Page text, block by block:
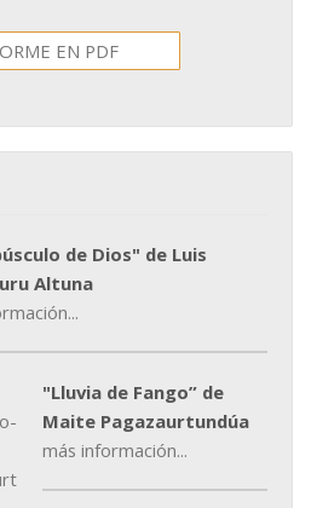
EN PDF
de Dios" de Luis
Altuna
"Lluvia de Fango” de
Maite Pagazaurtundúa
más información...